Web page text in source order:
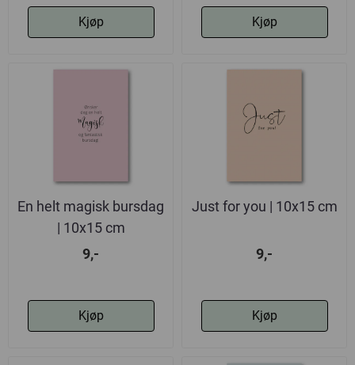
Kjøp Kjøp
En helt magisk bursdag
| 10x15 cm
9,-
Kjøp
Just for you | 10x15 cm
9,-
Kjøp